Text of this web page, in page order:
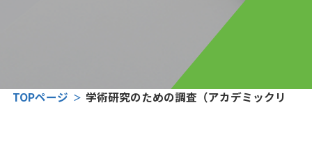
TOPページ 学術研究のための調査（アカデミックリサ